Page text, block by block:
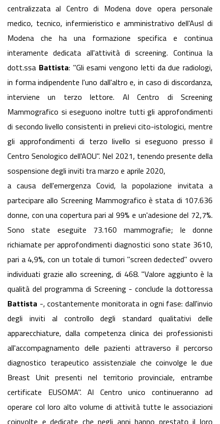
centralizzata al Centro di Modena dove opera personale
medico, tecnico, infermieristico e amministrativo dell'Ausl di
Modena che ha una formazione specifica e continua
interamente dedicata all'attività di screening. Continua la
dott.ssa Battista: "Gli esami vengono letti da due radiologi,
in forma indipendente l'uno dall'altro e, in caso di discordanza,
interviene un terzo lettore. Al Centro di Screening
Mammografico si eseguono inoltre tutti gli approfondimenti
di secondo livello consistenti in prelievi cito-istologici, mentre
gli approfondimenti di terzo livello si eseguono presso il
Centro Senologico dell'AOU". Nel 2021, tenendo presente della
sospensione degli inviti tra marzo e aprile 2020,
a causa dell'emergenza Covid, la popolazione invitata a
partecipare allo Screening Mammografico è stata di 107.636
donne, con una copertura pari al 99% e un'adesione del 72,7%.
Sono state eseguite 73.160 mammografie; le donne
richiamate per approfondimenti diagnostici sono state 3610,
pari a 4,9%, con un totale di tumori "screen dedected" ovvero
individuati grazie allo screening, di 468. "Valore aggiunto è la
qualità del programma di Screening - conclude la dottoressa
Battista -, costantemente monitorata in ogni fase: dall'invio
degli inviti al controllo degli standard qualitativi delle
apparecchiature, dalla competenza clinica dei professionisti
all'accompagnamento delle pazienti attraverso il percorso
diagnostico terapeutico assistenziale che coinvolge le due
Breast Unit presenti nel territorio provinciale, entrambe
certificate EUSOMA". Al Centro unico continueranno ad
operare col loro alto volume di attività tutte le associazioni
coinvolte e dedicate che negli anni hanno prestato il loro